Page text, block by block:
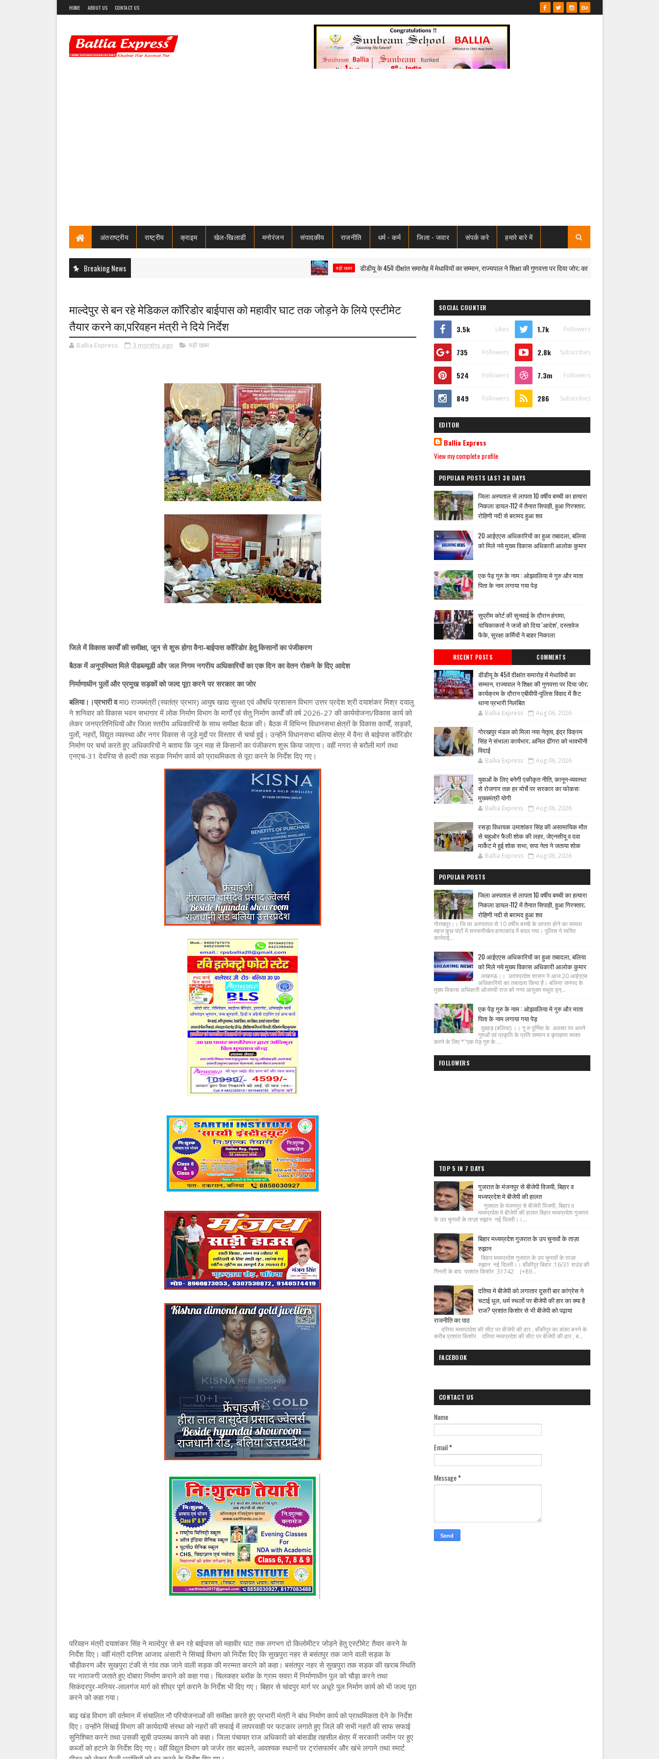
HOME ABOUT US CONTACT US
अंतराष्ट्रीय राष्ट्रीय क्राइम खेल-खिलाडी मनोरंजन संपादकीय राजनीति धर्म - कर्म जिला - जवार संपर्क करे हमारे बारे में
Breaking News बड़ी खबर डीडीयू के 45वें दीक्षांत समारोह में मेधावियों का सम्मान, राज्यपाल ने शिक्षा की गुणवत्ता पर दिया जोर; कार्यक्रम के दौरान एबीवीपी-पुलिस विवाद में
माल्देपुर से बन रहे मेडिकल कॉरिडोर बाईपास को महावीर घाट तक जोड़ने के लिये एस्टीमेट
तैयार करने का,परिवहन मंत्री ने दिये निर्देश
Ballia Express 3 months ago बड़ी खबर
जिले में विकास कार्यों की समीक्षा, जून से शुरू होगा वैना-बाईपास कॉरिडोर हेतु किसानों का पंजीकरण
बैठक में अनुपस्थित मिले पीडब्ल्यूडी और जल निगम नगरीय अधिकारियों का एक दिन का वेतन रोकने के दिए आदेश
निर्माणाधीन पुलों और प्रमुख सड़कों को जल्द पूरा करने पर सरकार का जोर
बलिया।।प्रभारी वमा0 राज्यमंत्री (स्वतंत्र प्रभार) आयुष खाद्य सुरक्षा एवं औषधि प्रशासन विभाग उत्तर प्रदेश श्री दयाशंकर मिश्र दयालु
ने शनिवार को विकास भवन सभागार में लोक निर्माण विभाग के मार्गों एवं सेतु निर्माण कार्यों की वर्ष 2026-27 की कार्ययोजना/विकास कार्य को
लेकर जनप्रतिनिधियों और जिला स्तरीय अधिकारियों के साथ समीक्षा बैठक की। बैठक में विभिन्न विधानसभा क्षेत्रों के विकास कार्यों, सड़कों,
पुलों, नहरों, विद्युत व्यवस्था और नगर विकास से जुड़े मुद्दों पर विस्तार से चर्चा हुई। उन्होंने विधानसभा बलिया क्षेत्र में वैना से बाईपास कॉरिडोर
निर्माण पर चर्चा करते हुए अधिकारियों ने बताया कि जून माह से किसानों का पंजीकरण शुरू किया जाएगा। वहीं नगरा से बरौली मार्ग तथा
एनएच-31 देवरिया से हल्दी तक सड़क निर्माण कार्य को प्राथमिकता से पूरा करने के निर्देश दिए गए।
परिवहन मंत्री दयाशंकर सिंह ने माल्देपुर से बन रहे बाईपास को महावीर घाट तक लगभग दो किलोमीटर जोड़ने हेतु एस्टीमेट तैयार करने के
निर्देश दिए। वहीं मंत्री दानिश आजाद अंसारी ने सिंचाई विभाग को निर्देश दिए कि सुखपुरा नहर से बसंतपुर तक जाने वाली सड़क के
चौड़ीकरण और सुखपुरा टंकी से गांव तक जाने वाली सड़क की मरम्मत कराने को कहा। बसंतपुर नहर से सुखपुरा तक सड़क की खराब स्थिति
पर नाराजगी जताते हुए दोबारा निर्माण कराने को कहा गया। चिलकहर ब्लॉक के ग्राम सवरा में निर्माणाधीन पुल को चौड़ा करने तथा
सिकंदरपुर-मनियर-लालगंज मार्ग को शीघ्र पूर्ण कराने के निर्देश भी दिए गए। बिहार से चांदपुर मार्ग पर अधूरे पुल निर्माण कार्य को भी जल्द पूरा
करने को कहा गया।
बाढ़ खंड विभाग की वर्तमान में संचालित नौ परियोजनाओं की समीक्षा करते हुए प्रभारी मंत्री ने बांध निर्माण कार्य को प्राथमिकता देने के निर्देश
दिए। उन्होंने सिंचाई विभाग की कार्यदायी संस्था को नहरों की सफाई में लापरवाही पर फटकार लगाते हुए जिले की सभी नहरों की साफ सफाई
सुनिश्चित करने तथा उसकी सूची उपलब्ध कराने को कहा। जिला पंचायत राज अधिकारी को बांसडीह तहसील क्षेत्र में सरकारी जमीन पर हुए
कब्जों को हटाने के निर्देश दिए गए। वहीं विद्युत विभाग को जर्जर तार बदलने, आवश्यक स्थानों पर ट्रांसफार्मर और खंभे लगाने तथा स्मार्ट
SOCIAL COUNTER
3.5k Likes 1.7k Followers
735 Followers 2.8k Subscribes
524 Followers 7.3m Followers
849 Followers 286 Subscribes
EDITOR
Ballia Express
View my complete profile
POPULAR POSTS LAST 30 DAYS
जिला अस्पताल से लापता 10 वर्षीय बच्ची का हत्यारा
निकला डायल-112 में तैनात सिपाही, हुआ गिरफ्तार;
रोहिणी नदी से बरामद हुआ शव
20 आईएएस अधिकारियों का हुआ तबादला, बलिया
को मिले नये मुख्य विकास अधिकारी आलोक कुमार
एक पेड़ गुरु के नाम : ओझवलिया मे गुरु और माता
पिता के नाम लगाया गया पेड़
सुप्रीम कोर्ट की सुनवाई के दौरान हंगामा,
याचिकाकर्ता ने जजों को दिया 'आदेश', दस्तावेज
फेंके, सुरक्षा कर्मियों ने बाहर निकाला
RECENT POSTS COMMENTS
डीडीयू के 45वें दीक्षांत समारोह में मेधावियों का
सम्मान, राज्यपाल ने शिक्षा की गुणवत्ता पर दिया जोर;
कार्यक्रम के दौरान एबीवीपी-पुलिस विवाद में कैंट
थाना प्रभारी निलंबित
Ballia Express Aug 06, 2026
गोरखपुर मंडल को मिला नया नेतृत्व, इंद्र विक्रम
सिंह ने संभाला कार्यभार; अनिल ढींगरा को भावभीनी
विदाई
Ballia Express Aug 06, 2026
युवाओं के लिए बनेगी एकीकृत नीति, कानून-व्यवस्था
से रोजगार तक हर मोर्चे पर सरकार का फोकस:
मुख्यमंत्री योगी
Ballia Express Aug 06, 2026
रसड़ा विधायक उमाशंकर सिंह की असामायिक मौत
से चहुओर फैली शोक की लहर, जेएनसीयू व दवा
मार्केट मे हुई शोक सभा, सपा नेता ने जताया शोक
Ballia Express Aug 06, 2026
POPULAR POSTS
जिला अस्पताल से लापता 10 वर्षीय बच्ची का हत्यारा
निकला डायल-112 में तैनात सिपाही, हुआ गिरफ्तार;
रोहिणी नदी से बरामद हुआ शव
गोरखपुर।। जि ला अस्पताल से 10 वर्षीय बच्ची के लापता होने का मामला
महज कुछ घंटों में सनसनीखेज हत्याकांड में बदल गया। पुलिस ने त्वरित
कार्रवाई...
20 आईएएस अधिकारियों का हुआ तबादला, बलिया
को मिले नये मुख्य विकास अधिकारी आलोक कुमार
लखनऊ।। उत्तरप्रदेश शासन ने आज 20 आईएएस
अधिकारियो का तबादला किया है। बलिया जनपद के
मुख्य विकास अधिकारी ओजस्वी राज को नगर आयुक्त मथुरा वृन्...
एक पेड़ गुरु के नाम : ओझवलिया मे गुरु और माता
पिता के नाम लगाया गया पेड़
दुबहड़ (बलिया) ।। गु रु पूर्णिमा के अवसर पर अपने
गुरुओं एवं प्रकृति के प्रति सम्मान व कृतज्ञता व्यक्त
करने के लिए *"एक पेड़ गुरु के ...
FOLLOWERS
TOP 5 IN 7 DAYS
गुजरात के मंजनपुर से बीजेपी विजयी, बिहार व
मध्यप्रदेश मे बीजेपी की हालत
गुजरात के मंजनपुर से बीजेपी विजयी, बिहार व
मध्यप्रदेश मे बीजेपी की हालत बिहार मध्यप्रदेश गुजरात
के उप चुनावों के ताज़ा रुझान नई दिल्ली।।...
बिहार मध्यप्रदेश गुजरात के उप चुनावों के ताज़ा
रुझान
बिहार मध्यप्रदेश गुजरात के उप चुनावों के ताज़ा
रुझान नई दिल्ली।। बाँकीपुर बिहार :16/31 राउंड की
गिनती के बाद प्रशांत किशोर 31742 (+89...
दतिया मे बीजेपी को लगातार दूसरी बार कांग्रेस ने
चटाई धूल, धर्म स्थलों पर बीजेपी की हार का क्या है
राज? प्रशांत किशोर से भी बीजेपी को पढ़ाया
राजनीति का पाठ
दतिया मध्यप्रदेश की सीट पर बीजेपी की हार , बाँकीपुर का बांका बनने के
करीब प्रशांत किशोर दतिया मध्यप्रदेश की सीट पर बीजेपी की हार , ब...
FACEBOOK
CONTACT US
Name
Email*
Message*